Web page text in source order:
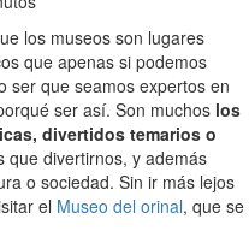
los museos son lugares
que apenas si podemos
ser que seamos expertos en
ser así. Son muchos los
divertidos temarios o
que divertirnos, y además
o sociedad. Sin ir más lejos
el Museo del orinal, que se